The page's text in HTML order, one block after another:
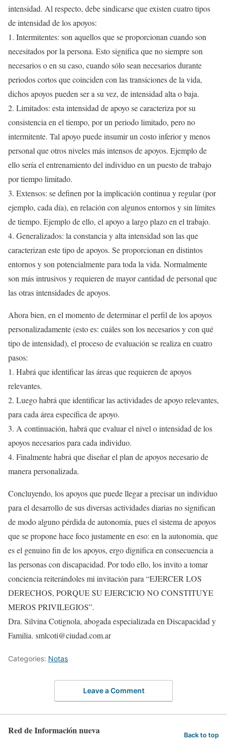
intensidad. Al respecto, debe sindicarse que existen cuatro tipos
de intensidad de los apoyos:
1. Intermitentes: son aquellos que se proporcionan cuando son
necesitados por la persona. Esto significa que no siempre son
necesarios o en su caso, cuando sólo sean necesarios durante
periodos cortos que coinciden con las transiciones de la vida,
dichos apoyos pueden ser a su vez, de intensidad alta o baja.
2. Limitados: esta intensidad de apoyo se caracteriza por su
consistencia en el tiempo, por un periodo limitado, pero no
intermitente. Tal apoyo puede insumir un costo inferior y menos
personal que otros niveles más intensos de apoyos. Ejemplo de
ello sería el entrenamiento del individuo en un puesto de trabajo
por tiempo limitado.
3. Extensos: se definen por la implicación continua y regular (por
ejemplo, cada día), en relación con algunos entornos y sin límites
de tiempo. Ejemplo de ello, el apoyo a largo plazo en el trabajo.
4. Generalizados: la constancia y alta intensidad son las que
caracterizan este tipo de apoyos. Se proporcionan en distintos
entornos y son potencialmente para toda la vida. Normalmente
son más intrusivos y requieren de mayor cantidad de personal que
las otras intensidades de apoyos.
Ahora bien, en el momento de determinar el perfil de los apoyos
personalizadamente (esto es: cuáles son los necesarios y con qué
tipo de intensidad), el proceso de evaluación se realiza en cuatro
pasos:
1. Habrá que identificar las áreas que requieren de apoyos
relevantes.
2. Luego habrá que identificar las actividades de apoyo relevantes,
para cada área específica de apoyo.
3. A continuación, habrá que evaluar el nivel o intensidad de los
apoyos necesarios para cada individuo.
4. Finalmente habrá que diseñar el plan de apoyos necesario de
manera personalizada.
Concluyendo, los apoyos que puede llegar a precisar un individuo
para el desarrollo de sus diversas actividades diarias no significan
de modo alguno pérdida de autonomía, pues el sistema de apoyos
que se propone hace foco justamente en eso: en la autonomía, que
es el genuino fin de los apoyos, ergo dignifica en consecuencia a
las personas con discapacidad. Por todo ello, los invito a tomar
conciencia reiterándoles mi invitación para “EJERCER LOS
DERECHOS, PORQUE SU EJERCICIO NO CONSTITUYE
MEROS PRIVILEGIOS”.
Dra. Silvina Cotignola, abogada especializada en Discapacidad y
Familia. smlcoti@ciudad.com.ar
Categories: Notas
Leave a Comment
Red de Información nueva Back to top